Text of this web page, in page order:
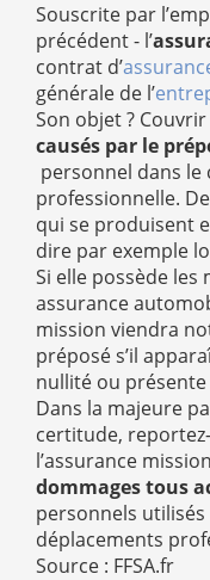
Souscrite par
précédent - l’
contrat d’
générale de l’
Son objet ? Couvrir
causés par le
personnel dans le
professionnelle.
qui se produisent
dire par exemple
Si elle possède les
assurance
mission viendra
préposé s’il
nullité ou
Dans la majeure
certitude,
l’assurance
dommages tous
personnels
déplacements
Source : FFSA.fr